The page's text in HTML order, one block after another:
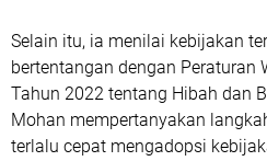
Selain itu, ia menilai kebijakan
bertentangan dengan Peraturan
Tahun 2022 tentang Hibah dan
Mohan mempertanyakan
terlalu cepat mengadopsi